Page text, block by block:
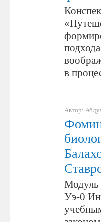
в
Автор:
Модуль
Уэ-0